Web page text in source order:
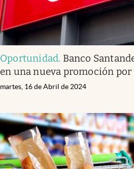
Oportunidad. Banco
en una nueva promoción
martes, 16 de Abril de 2024